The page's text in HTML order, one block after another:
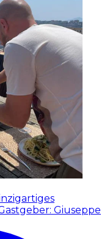
Giuseppe